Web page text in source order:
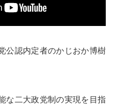
公認内定者のかじおか博樹
な二大政党制の実現を目指